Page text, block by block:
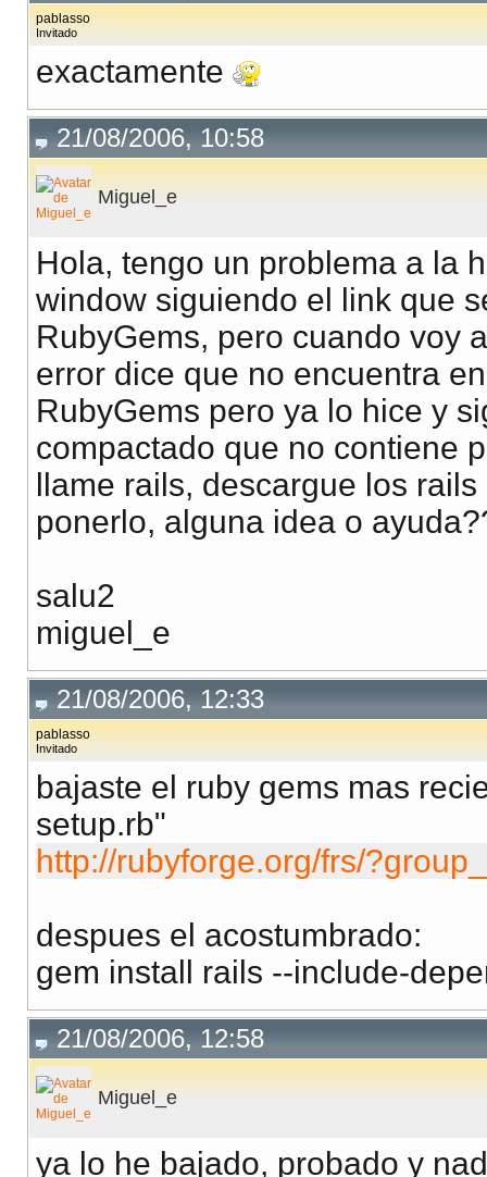
pablasso
Invitado
exactamente
21/08/2006, 10:58
Miguel_e
Hola, tengo un problema a la
window siguiendo el link que
RubyGems, pero cuando voy
error dice que no encuentra
RubyGems pero ya lo hice y
compactado que no contiene
llame rails, descargue los
ponerlo, alguna idea o
salu2
miguel_e
21/08/2006, 12:33
pablasso
Invitado
bajaste el ruby gems mas
setup.rb"
http://rubyforge.org/frs/
despues el acostumbrado:
gem install rails --include-
21/08/2006, 12:58
Miguel_e
ya lo he bajado, probado y